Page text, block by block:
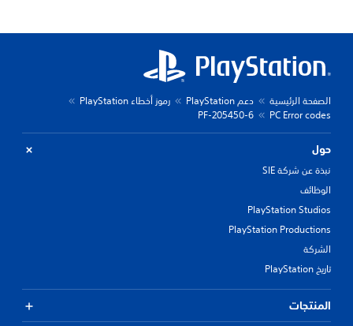
الصفحة الرئيسية دعم PlayStation
رموز أخطاء PlayStation
PC Error codes
PF-205450-6
حول
نبذة عن شركة SIE
الوظائف
PlayStation Studios
PlayStation Productions
الشركة
تاريخ PlayStation
المنتجات